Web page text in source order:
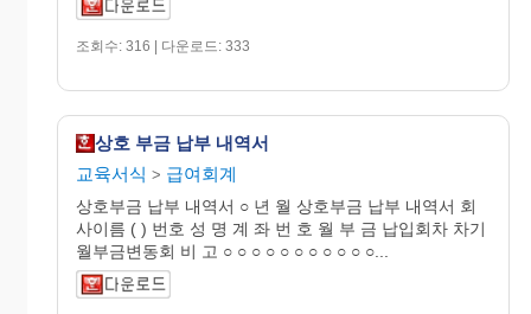
조회수: 316 | 다운로드: 333
상호 부금 납부 내역서
교육서식 > 급여회계
상호부금 납부 내역서 ○ 년 월 상호부금 납부 내역서 회
사이름 ( ) 번호 성 명 계 좌 번 호 월 부 금 납입회차 차기
월부금변동회 비 고 ○ ○ ○ ○ ○ ○ ○ ○ ○ ○ ○...